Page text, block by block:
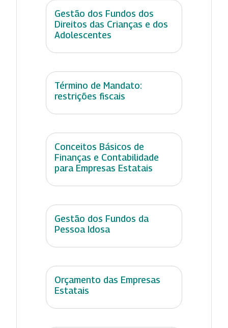
Gestão dos Fundos dos
Direitos das Crianças e dos
Adolescentes
Término de Mandato:
restrições fiscais
Conceitos Básicos de
Finanças e Contabilidade
para Empresas Estatais
Gestão dos Fundos da
Pessoa Idosa
Orçamento das Empresas
Estatais